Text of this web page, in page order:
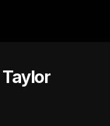
Taylor